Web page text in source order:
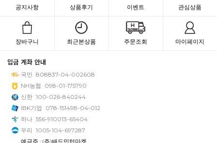
공지사항 상품후기 이벤트 관심상품
장바구니 최근본상품 주문조회 마이페이지
입금 계좌 안내
국민 808837-04-002608
NH농협
098-01-175790
신한 100-026-840244
IBK기업
078-151498-04-012
하나 556-910013-65404
우리 1005-104-697287
예금주 : (주)배드민턴마켓